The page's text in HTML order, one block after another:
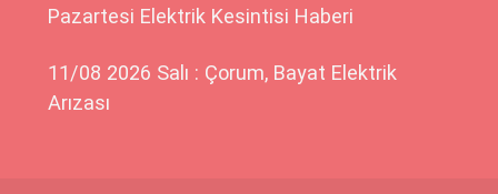
Pazartesi Elektrik Kesintisi Haberi
11/08 2026 Salı : Çorum, Bayat Elektrik
Arızası